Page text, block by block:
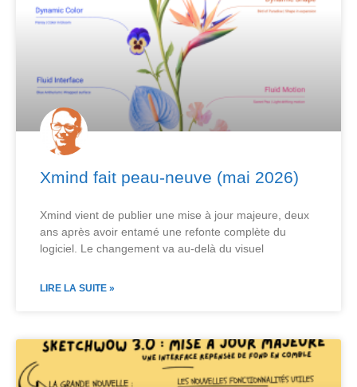
Xmind fait peau-neuve (mai 2026)
Xmind vient de publier une mise à jour majeure, deux
ans après avoir entamé une refonte complète du
logiciel. Le changement va au-delà du visuel
LIRE LA SUITE »